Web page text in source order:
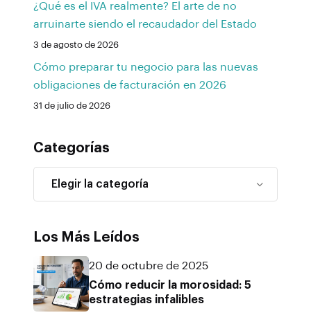
¿Qué es el IVA realmente? El arte de no
arruinarte siendo el recaudador del Estado
3 de agosto de 2026
Cómo preparar tu negocio para las nuevas
obligaciones de facturación en 2026
31 de julio de 2026
Categorías
Los Más Leídos
20 de octubre de 2025
Cómo reducir la morosidad: 5
estrategias infalibles